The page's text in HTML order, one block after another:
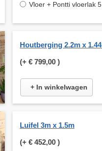
Vloer + Pontti vloerlak
Houtberging 2.2m x
(+ € 799,00 )
+ In winkelwagen
Luifel 3m x 1.5m
(+ € 452,00 )